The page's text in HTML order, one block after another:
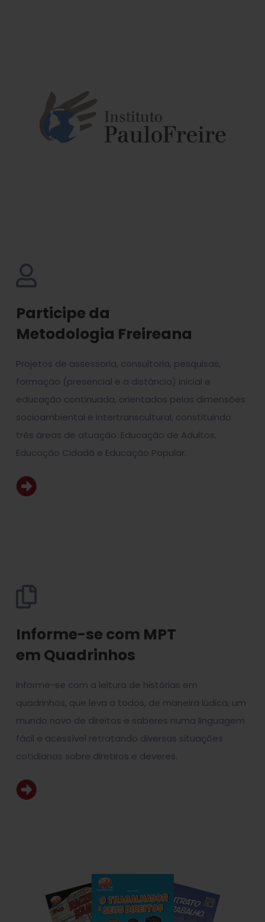
Participe da
Metodologia Freireana
Projetos de assessoria, consultoria, pesquisas,
formação (presencial e a distância) inicial e
educação continuada, orientados pelas dimensões
socioambiental e intertranscultural, constituindo
três áreas de atuação: Educação de Adultos,
Educação Cidadã e Educação Popular.
Informe-se com MPT
em Quadrinhos
Informe-se com a leitura de histórias em
quadrinhos, que leva a todos, de maneira lúdica, um
mundo novo de direitos e saberes numa linguagem
fácil e acessível retratando diversas situações
cotidianas sobre diretiros e deveres.